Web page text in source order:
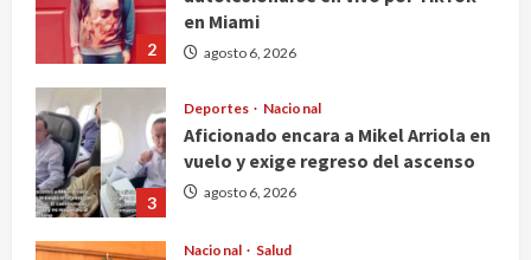
2
en Miami
agosto 6, 2026
3
Deportes Nacional
Aficionado encara a Mikel Arriola en
vuelo y exige regreso del ascenso
agosto 6, 2026
Nacional Salud